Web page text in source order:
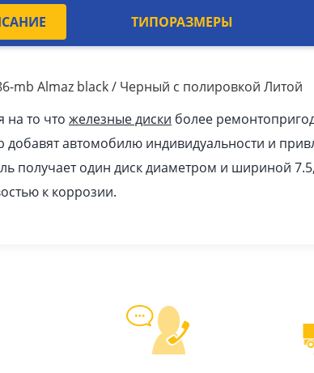
ТИПОРАЗМЕРЫ
mb Almaz black / Черный с полировкой Литой
на то что железные диски более
добавят автомобилю индивидуальности и
получает один диск диаметром и шириной
к коррозии.